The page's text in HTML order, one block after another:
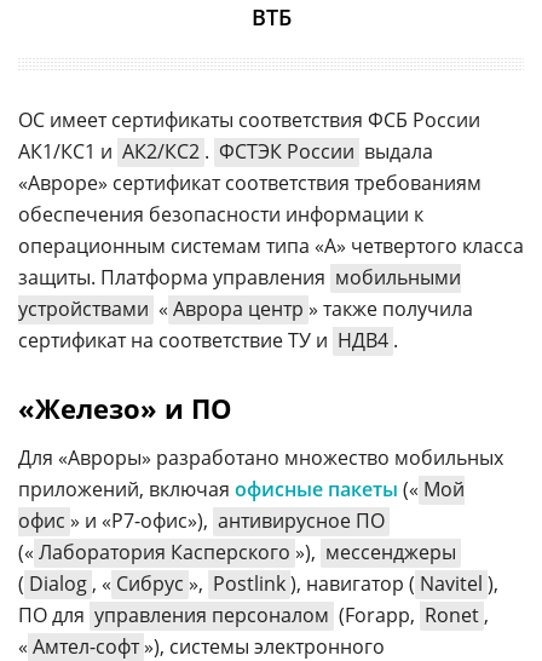
ВТБ
ОС имеет сертификаты соответствия ФСБ России
АК1/КС1 и АК2/КС2 . ФСТЭК России выдала
«Авроре» сертификат соответствия требованиям
обеспечения безопасности информации к
операционным системам типа «А» четвертого класса
защиты. Платформа управления мобильными
устройствами « Аврора центр » также получила
сертификат на соответствие ТУ и НДВ4 .
«Железо» и ПО
Для «Авроры» разработано множество мобильных
приложений, включая офисные пакеты (« Мой
офис » и «Р7-офис»), антивирусное ПО
(« Лаборатория Касперского »), мессенджеры
( Dialog , « Сибрус », Postlink), навигатор ( Navitel ),
ПО для управления персоналом (Forapp, Ronet ,
« Амтел-софт»), системы электронного